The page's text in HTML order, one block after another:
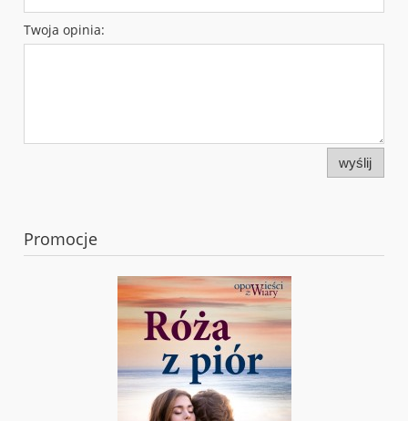
Twoja opinia:
wyślij
Promocje